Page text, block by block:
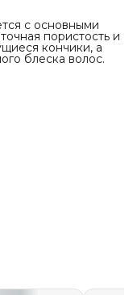
с основными
пористость и
кончики, а
блеска волос.